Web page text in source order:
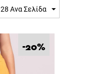
28 Ανα Σελίδα
-20%